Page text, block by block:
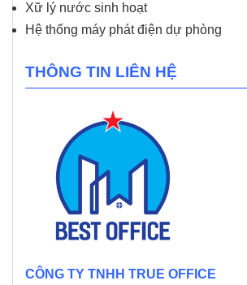
Xữ lý nước sinh hoạt
Hệ thống máy phát điện dự phòng
THÔNG TIN LIÊN HỆ
CÔNG TY TNHH TRUE OFFICE